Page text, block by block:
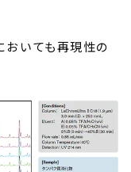
おいても再現性の